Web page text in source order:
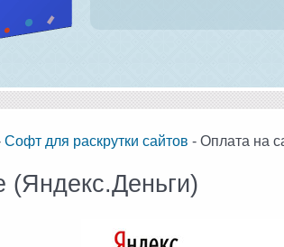
Софт для раскрутки сайтов - Оплата на
(Яндекс.Деньги)